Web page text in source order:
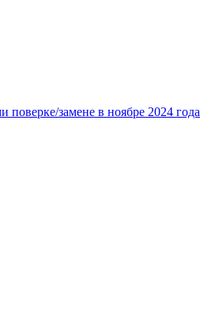
замене в ноябре 2024 года